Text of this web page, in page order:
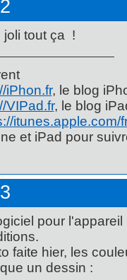
joli tout ça !
iPhon.fr, le blog
VIPad.fr, le blog
et iPad pour
pour
faite hier, les
un dessin :